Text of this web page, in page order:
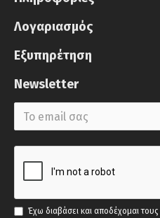
Λογαριασμός
Εξυπηρέτηση
Newsletter
Έχω διαβάσει και αποδέχομαι τους